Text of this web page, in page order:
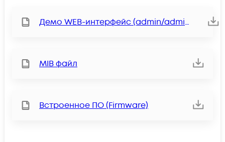
Демо WEB-интерфейс (admin/admin)
MIB файл
Встроенное ПО (Firmware)